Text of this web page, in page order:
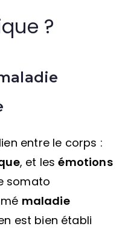
?
entre le corps :
, et lesémotions
somato
maladie
est bien établi